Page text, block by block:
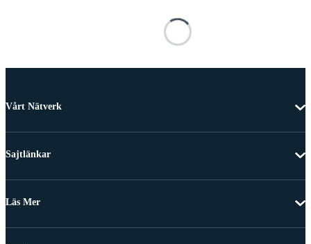
Vårt Nätverk
Sajtlänkar
Läs Mer